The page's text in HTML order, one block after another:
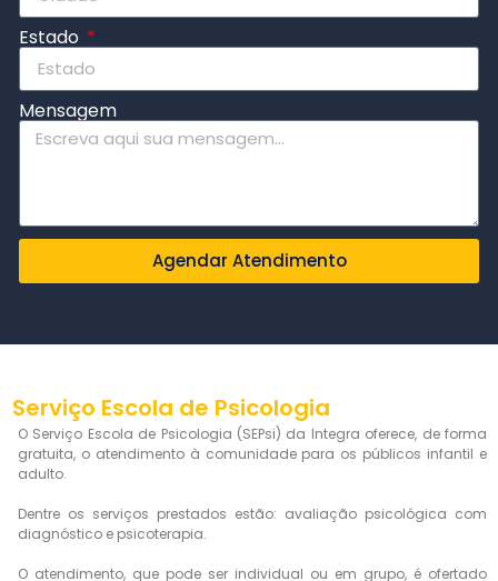
Estado
Mensagem
Agendar Atendimento
Serviço Escola de Psicologia
O Serviço Escola de Psicologia (SEPsi) da Integra oferece, de forma
gratuita, o atendimento à comunidade para os públicos infantil e
adulto.
Dentre os serviços prestados estão: avaliação psicológica com
diagnóstico e psicoterapia.
O atendimento, que pode ser individual ou em grupo, é ofertado